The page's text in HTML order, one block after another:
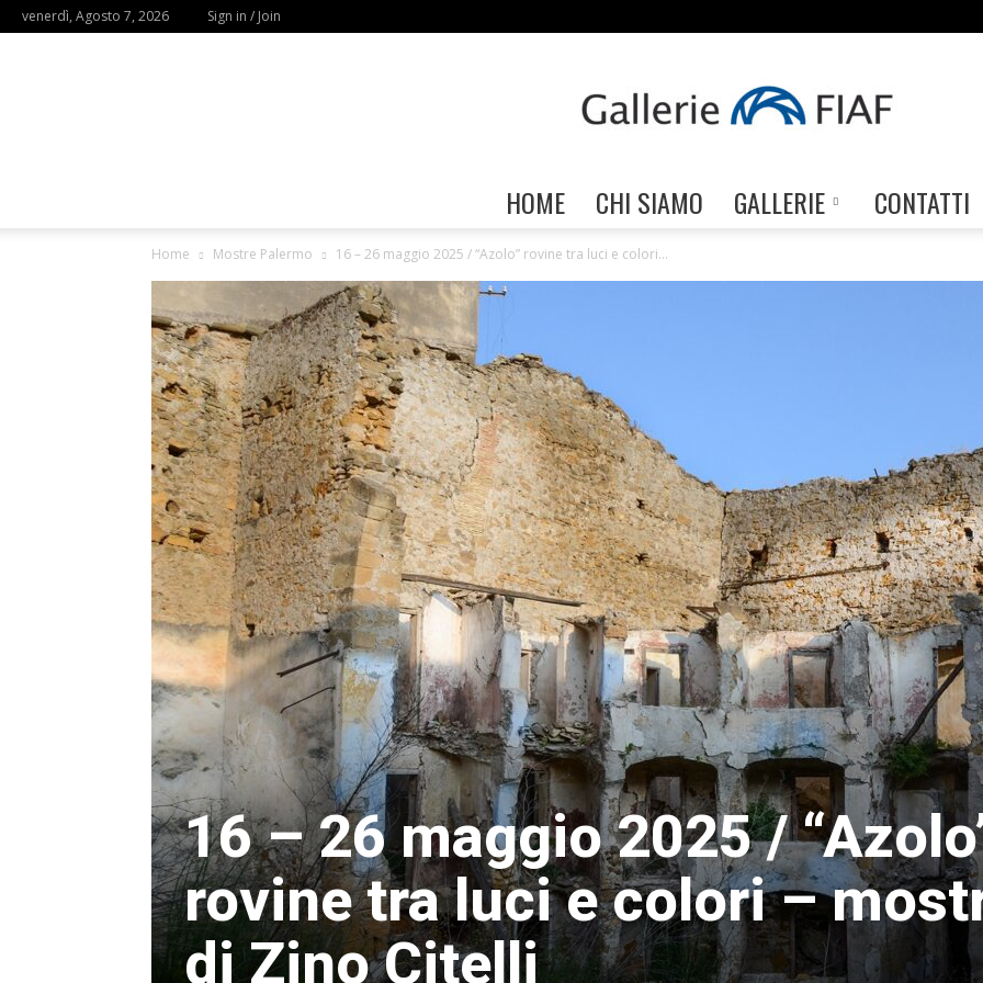
venerdì, Agosto 7, 2026 Sign in / Join
Gallerie
HOME CHI SIAMO GALLERIE CONTATTI
Home Mostre Palermo 16 – 26 maggio 2025 / “Azolo” rovine tra luci e colori...
16 – 26 maggio 2025 /
rovine tra luci e colori –
di Zino Citelli